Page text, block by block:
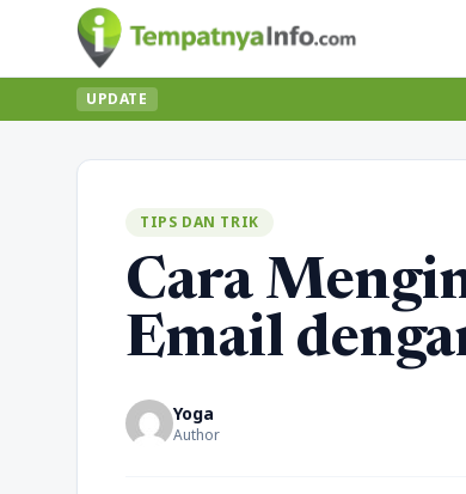
UPDATE
TIPS DAN TRIK
Cara
Email
Yoga
Author